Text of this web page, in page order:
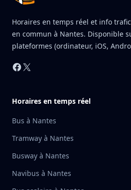
Horaires en temps réel et info
en commun à Nantes. Disponible
plateformes (ordinateur, iOS,
Facebook
X
Horaires en temps réel
Bus à Nantes
Tramway à Nantes
Busway à Nantes
Navibus à Nantes